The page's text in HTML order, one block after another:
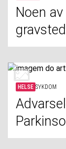
Noen
HELSE SYKDOM